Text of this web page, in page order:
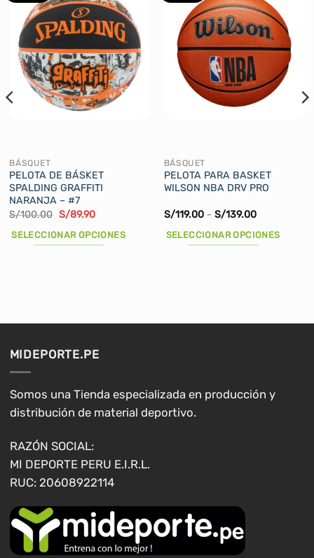
BÁSQUET
PELOTA DE BÁSKET
SPALDING GRAFFITI
NARANJA – #7
S/100.00 El
original
era:
S/89.90El
actual
es:
SELECCIONAR OPCIONES
se
pueden
elegir
en
página
de
producto
BÁSQUET
PELOTA PARA BASKET
WILSON NBA DRV PRO
S/119.00 - S/139.00Rango
precios:
desde
SELECCIONAR OPCIONES
elegir
en
MIDEPORTE.PE
Somos una Tienda especializada en producción y
distribución de material deportivo.
RAZÓN SOCIAL:
MI DEPORTE PERU E.I.R.L.
RUC: 20608922114